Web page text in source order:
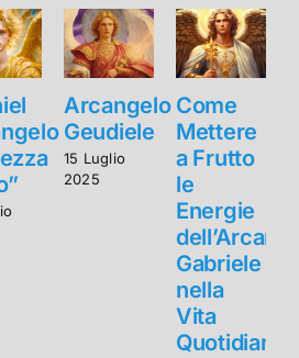
Arcangelo
Geudiele
15 Luglio
2025
Come
Mettere
a Frutto
le
Energie
Gabriele
nella
Vita
Quotidiana